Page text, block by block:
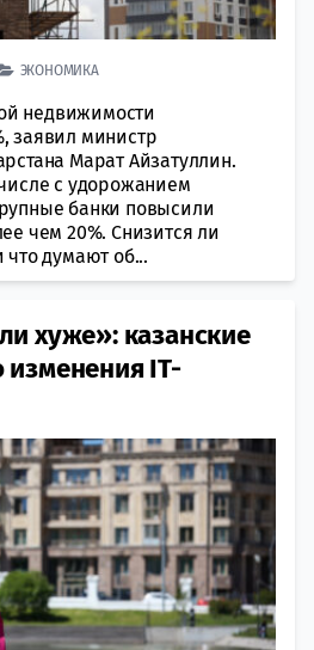
ЭКОНОМИКА
недвижимости
заявил министр
Марат Айзатуллин.
с удорожанием
банки повысили
чем 20%. Снизится ли
что думают об...
хуже»: казанские
изменения IT-